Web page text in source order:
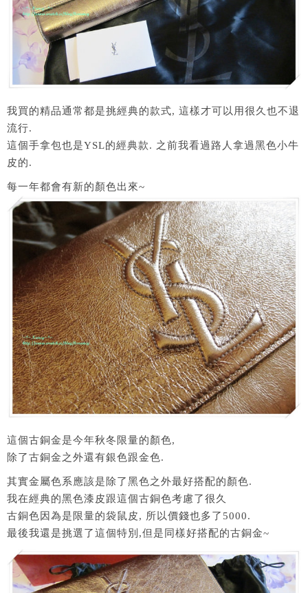
我買的精品通常都是挑經典的款式, 這樣才可以用很久也不退
流行.
這個手拿包也是YSL的經典款. 之前我看過路人拿過黑色小牛
皮的.
每一年都會有新的顏色出來~
這個古銅金是今年秋冬限量的顏色,
除了古銅金之外還有銀色跟金色.
其實金屬色系應該是除了黑色之外最好搭配的顏色.
我在經典的黑色漆皮跟這個古銅色考慮了很久
古銅色因為是限量的袋鼠皮, 所以價錢也多了5000.
最後我還是挑選了這個特別,但是同樣好搭配的古銅金~